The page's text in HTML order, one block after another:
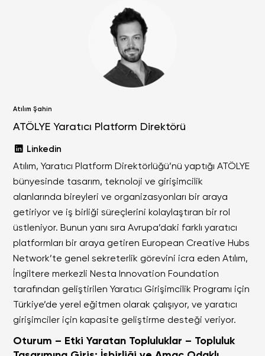
Atılım Şahin
ATÖLYE Yaratıcı Platform Direktörü
Linkedin
Atılım, Yaratıcı Platform Direktörlüğü’nü yaptığı ATÖLYE
bünyesinde tasarım, teknoloji ve girişimcilik
alanlarında bireyleri ve organizasyonları bir araya
getiriyor ve iş birliği süreçlerini kolaylaştıran bir rol
üstleniyor. Bunun yanı sıra Avrupa’daki farklı yaratıcı
platformları bir araya getiren European Creative Hubs
Network’te genel sekreterlik görevini icra eden Atılım,
İngiltere merkezli Nesta Innovation Foundation
tarafından geliştirilen Yaratıcı Girişimcilik Programı için
Türkiye’de yerel eğitmen olarak çalışıyor, ve yaratıcı
girişimciler için kapasite geliştirme desteği veriyor.
Oturum – Etki Yaratan Topluluklar – Topluluk